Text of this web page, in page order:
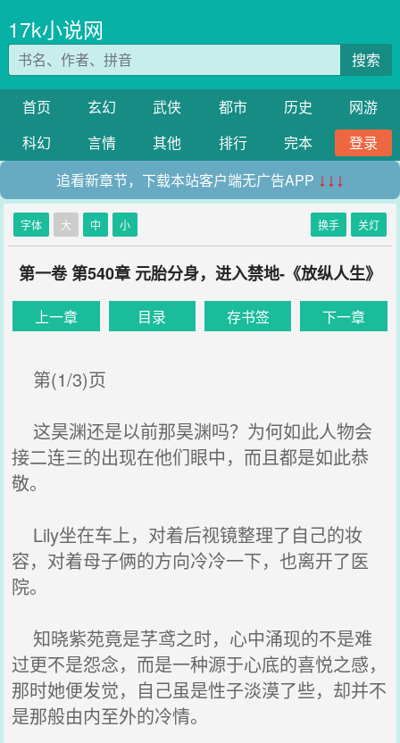
17k小说网
搜索
首页 玄幻 武侠 都市 历史
网游
科幻
言情 其他 排行 完本
登录
追看新章节，下载本站客户端无广告APP ↓↓↓
字体 大 中 小 换手 关灯
第一卷 第540章 元胎分身，进入禁地-《放纵人生》
上一章 目录 存书签 下一章
第(1/3)页
这昊渊还是以前那昊渊吗？为何如此人物会
接二连三的出现在他们眼中，而且都是如此恭
敬。
Lily坐在车上，对着后视镜整理了自己的妆
容，对着母子俩的方向冷冷一下，也离开了医
院。
知晓紫苑竟是芓鸢之时，心中涌现的不是难
过更不是怨念，而是一种源于心底的喜悦之感，
那时她便发觉，自己虽是性子淡漠了些，却并不
是那般由内至外的冷情。